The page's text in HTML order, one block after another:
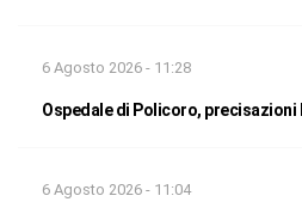
6 Agosto 2026 - 11:28
Ospedale di Policoro,
6 Agosto 2026 - 11:04